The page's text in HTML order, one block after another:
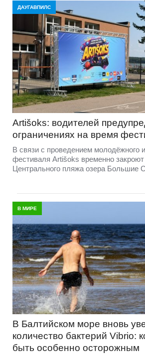
ДАУГАВПИЛС
Artišoks: водителей
ограничениях на время
В связи с проведением молодёжного
фестиваля Artišoks временно закроют
Центрального пляжа озера Большие
В МИРЕ
В Балтийском море вновь
количество бактерий Vibrio:
быть особенно осторожным